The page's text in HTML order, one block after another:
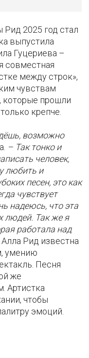
Рид 2025 год стал
выпустила
Гуцериева –
совместная
между строк»,
чувствам
которые прошли
крепче.
возможно
– Так тонко и
человек,
любить и
песен, это как
чувствует
надеюсь, что эта
людей. Так же я
работала над
Алла Рид известна
умению
Песня
же
Артистка
чтобы
эмоций.